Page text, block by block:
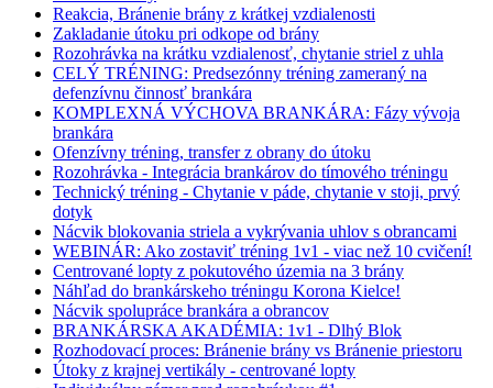
Reakcia, Bránenie brány z krátkej vzdialenosti
Zakladanie útoku pri odkope od brány
Rozohrávka na krátku vzdialenosť, chytanie striel z uhla
CELÝ TRÉNING: Predsezónny tréning zameraný na
defenzívnu činnosť brankára
KOMPLEXNÁ VÝCHOVA BRANKÁRA: Fázy vývoja
brankára
Ofenzívny tréning, transfer z obrany do útoku
Rozohrávka - Integrácia brankárov do tímového tréningu
Technický tréning - Chytanie v páde, chytanie v stoji, prvý
dotyk
Nácvik blokovania striela a vykrývania uhlov s obrancami
WEBINÁR: Ako zostaviť tréning 1v1 - viac než 10 cvičení!
Centrované lopty z pokutového územia na 3 brány
Náhľad do brankárskeho tréningu Korona Kielce!
Nácvik spolupráce brankára a obrancov
BRANKÁRSKA AKADÉMIA: 1v1 - Dlhý Blok
Rozhodovací proces: Bránenie brány vs Bránenie priestoru
Útoky z krajnej vertikály - centrované lopty